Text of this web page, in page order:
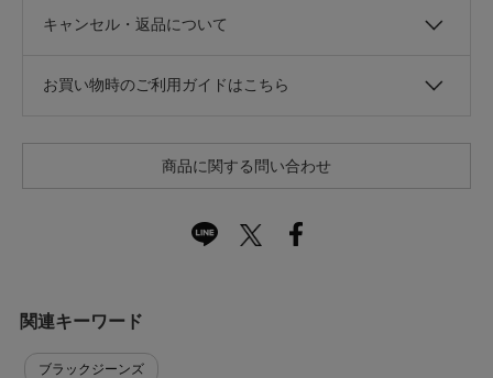
キャンセル・返品について
お買い物時のご利用ガイドはこちら
商品に関する問い合わせ
関連キーワード
ブラックジーンズ